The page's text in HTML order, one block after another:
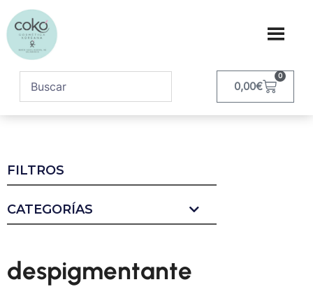
0,00€
0
FILTROS
CATEGORÍAS
despigmentante